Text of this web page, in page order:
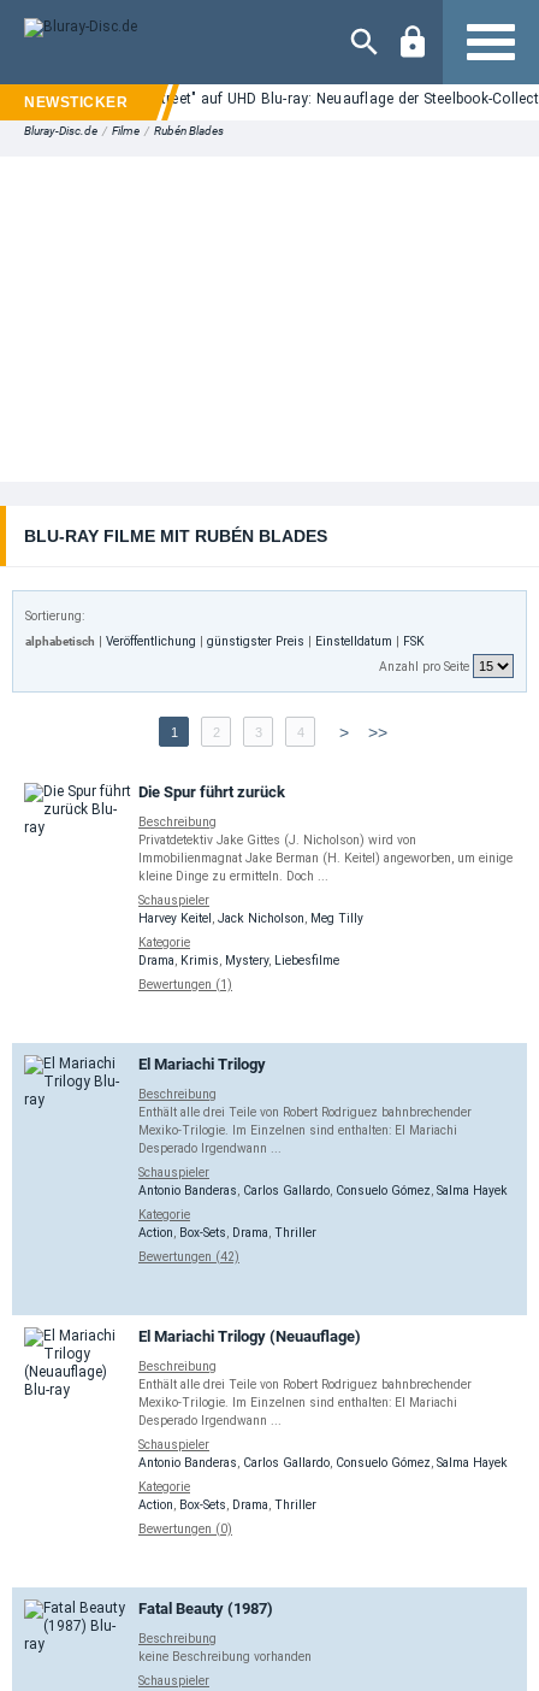
Navigation
"Nightmare on Elm Street" auf UHD Blu-ray: Neuauflage der Steelbook-
Bluray-Disc.de / Filme / Rubén Blades
BLU-RAY FILME MIT RUBÉN BLADES
Sortierung:
alphabetisch
Veröffentlichung günstigster Preis Einstelldatum
FSK
Anzahl pro Seite
1 2 3 4 > >>
Die Spur führt zurück
Beschreibung
Privatdetektiv Jake Gittes (J. Nicholson) wird von
Immobilienmagnat Jake Berman (H. Keitel) angeworben, um einige
kleine Dinge zu ermitteln. Doch ...
Schauspieler
Harvey Keitel
Jack Nicholson
Meg Tilly
Kategorie
Drama
Krimis Mystery,
Liebesfilme
Bewertungen (1)
El Mariachi Trilogy
Beschreibung
Enthält alle drei Teile von Robert Rodriguez bahnbrechender
Mexiko-Trilogie. Im Einzelnen sind enthalten: El Mariachi
Desperado Irgendwann ...
Schauspieler
Antonio Banderas
Carlos Gallardo Consuelo Gómez Salma Hayek
Kategorie
Action
Box-Sets Drama Thriller
Bewertungen (42)
El Mariachi Trilogy (Neuauflage)
Beschreibung
Enthält alle drei Teile von Robert Rodriguez bahnbrechender
Mexiko-Trilogie. Im Einzelnen sind enthalten: El Mariachi
Desperado Irgendwann ...
Schauspieler
Antonio Banderas
Carlos Gallardo Consuelo Gómez Salma Hayek
Kategorie
Action
Box-Sets Drama Thriller
Bewertungen (0)
Fatal Beauty (1987)
Beschreibung
keine Beschreibung vorhanden
Schauspieler